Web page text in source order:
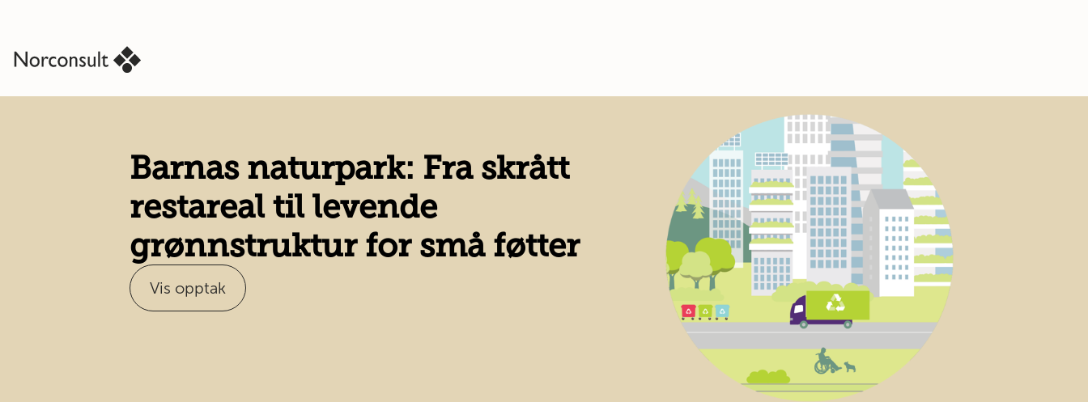
Barnas naturpark: Fra skrått
restareal til levende
grønnstruktur for små føtter
Vis opptak